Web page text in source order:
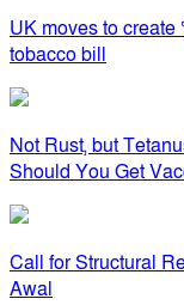
UK moves to create
tobacco bill
Not Rust, but
Should You Get
Call for Structural
Awal